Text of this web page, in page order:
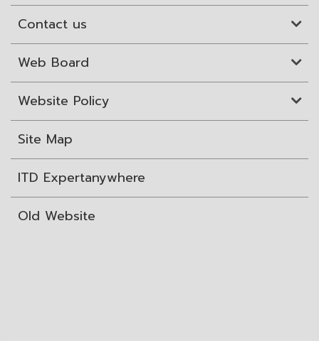
Contact us
Web Board
Website Policy
Site Map
ITD Expertanywhere
Old Website